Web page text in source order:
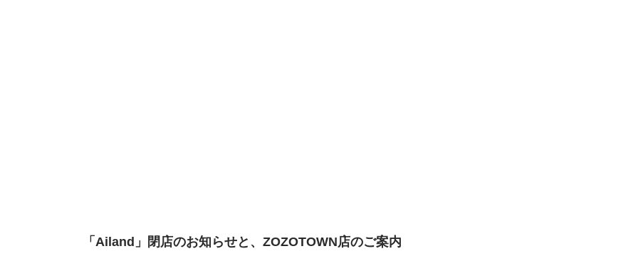
「Ailand」閉店のお知らせと、ZOZOTOWN店のご案内